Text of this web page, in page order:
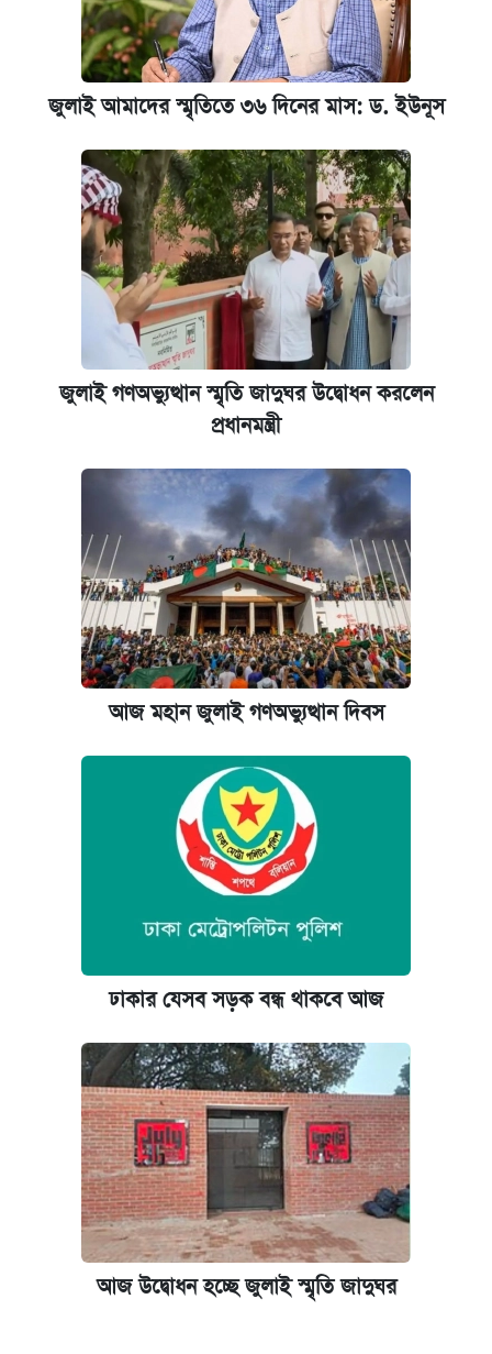
জুলাই আমাদের স্মৃতিতে ৩৬ দিনের মাস: ড. ইউনূস
জুলাই গণঅভ্যুত্থান স্মৃতি জাদুঘর উদ্বোধন করলেন
প্রধানমন্ত্রী
আজ মহান জুলাই গণঅভ্যুত্থান দিবস
ঢাকার যেসব সড়ক বন্ধ থাকবে আজ
আজ উদ্বোধন হচ্ছে জুলাই স্মৃতি জাদুঘর